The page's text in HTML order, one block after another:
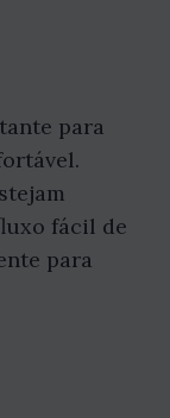
para
fácil de
para